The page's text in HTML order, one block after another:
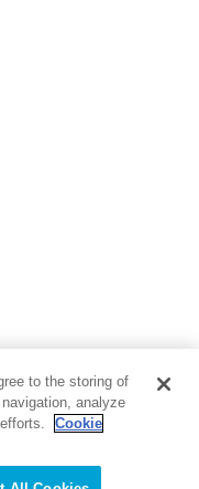
to the storing of
analyze
Cookie